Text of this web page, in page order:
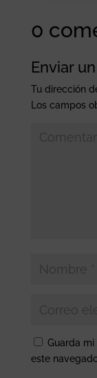
0
Enviar
Tu dirección
Los campos
Guarda
este